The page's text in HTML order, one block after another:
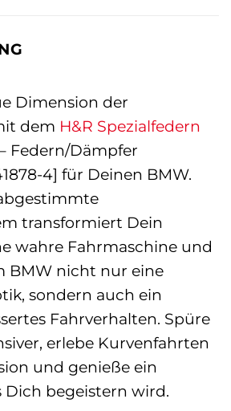
Dimension der
dem H&R Spezialfedern
Federn/Dämpfer
4] für Deinen BMW.
transformiert Dein
wahre Fahrmaschine und
BMW nicht nur eine
sondern auch ein
Fahrverhalten. Spüre
erlebe Kurvenfahrten
und genieße ein
Dich begeistern wird.